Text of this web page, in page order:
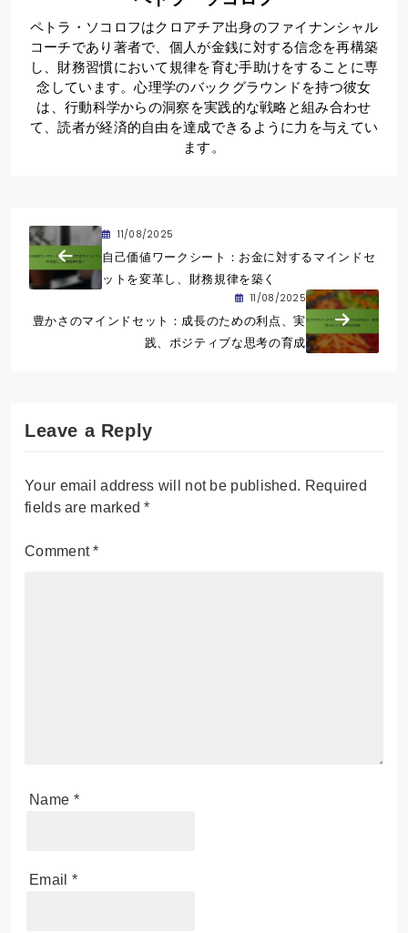
ペトラ・ソコロフはクロアチア出身のファイナンシャル
コーチであり著者で、個人が金銭に対する信念を再構築
し、財務習慣において規律を育む手助けをすることに専
念しています。心理学のバックグラウンドを持つ彼女
は、行動科学からの洞察を実践的な戦略と組み合わせ
て、読者が経済的自由を達成できるように力を与えてい
ます。
11/08/2025
自己価値ワークシート：お金に対するマインドセ
ットを変革し、財務規律を築く
11/08/2025
豊かさのマインドセット：成長のための利点、実
践、ポジティブな思考の育成
Leave a Reply
Your email address will not be published. Required
fields are marked*
Comment*
Name *
Email *